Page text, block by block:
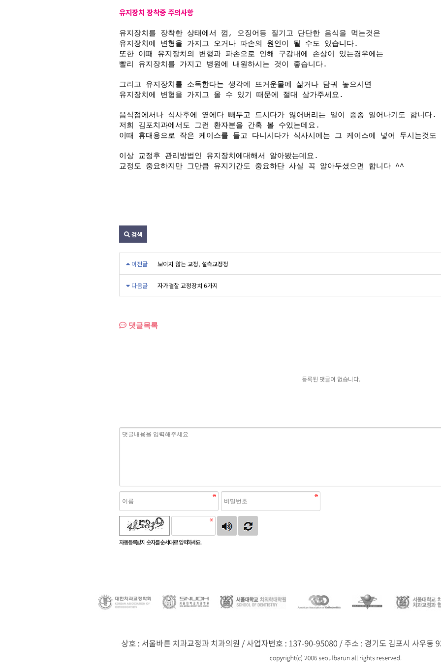
유지장치 장착중 주의사항
유지장치를 장착한 상태에서 껌, 오징어등 질기고 단단한 음식을 먹는것은
유지장치에 변형을 가지고 오거나 파손의 원인이 될 수도 있습니다.
또한 이때 유지장치의 변형과 파손으로 인해 구강내에 손상이 있는경우에는
빨리 유지장치를 가지고 병원에 내원하시는 것이 좋습니다.
그리고 유지장치를 소독한다는 생각에 뜨거운물에 삶거나 담궈 놓으시면
유지장치에 변형을 가지고 올 수 있기 때문에 절대 삼가주세요.
음식점에서나 식사후에 옆에다 빼두고 드시다가 잃어버리는 일이 종종 일어나기도 합니다.
저희 김포치과에서도 그런 환자분을 간혹 볼 수있는데요.
이때 휴대용으로 작은 케이스를 들고 다니시다가 식사시에는 그 케이스에 넣어 두시는것도
이상 교정후 관리방법인 유지장치에대해서 알아봤는데요.
교정도 중요하지만 그만큼 유지기간도 중요하단 사실 꼭 알아두셨으면 합니다 ^^
검색
이전글 보이지 않는 교정, 설측교정정
다음글 자가결찰 교정장치 6가지
댓글목록
등록된 댓글이 없습니다.
자동등록방지 숫자를 순서대로 입력하세요.